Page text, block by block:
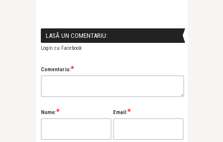
LASĂ UN COMENTARIU:
Login cu Facebook
Comentariu:*
Nume:* Email:*